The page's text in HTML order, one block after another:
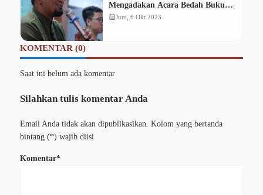
Mengadakan Acara Bedah Buku
Perjuangan yang Dilupakan Karya
calendar_monthJum, 6 Okt 2023
KOMENTAR (0)
Saat ini belum ada komentar
Silahkan tulis komentar Anda
Email Anda tidak akan dipublikasikan. Kolom yang bertanda
bintang (*) wajib diisi
Komentar*